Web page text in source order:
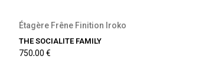
Étagère Frêne Finition Iroko
THE SOCIALITE FAMILY
750,00 €